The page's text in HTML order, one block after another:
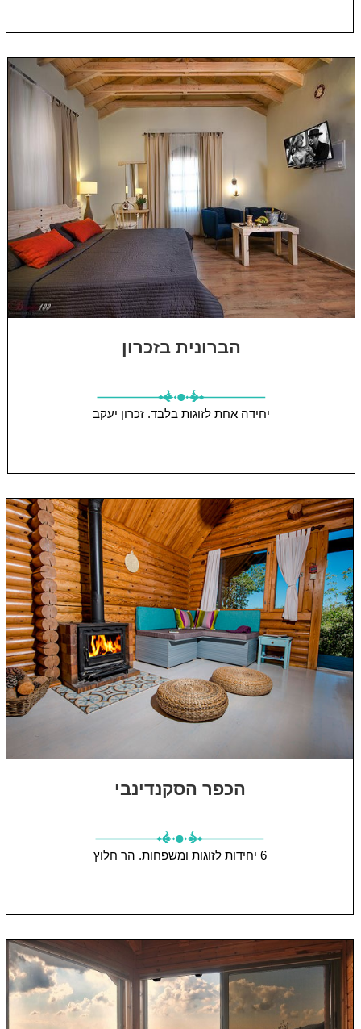
הברונית בזכרון
יחידה אחת לזוגות בלבד. זכרון יעקב
הכפר הסקנדינבי
6 יחידות לזוגות ומשפחות. הר חלוץ